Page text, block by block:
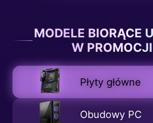
MODELE BIORĄCE
W PROMOCJI
Płyty główne
Obudowy PC